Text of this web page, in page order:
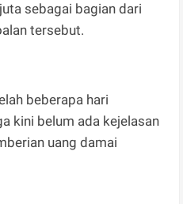
sebagai bagian dari
tersebut.
beberapa hari
kini belum ada kejelasan
uang damai